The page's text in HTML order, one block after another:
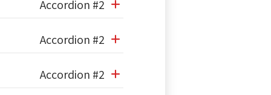
Accordion #2
Accordion #2
Accordion #2